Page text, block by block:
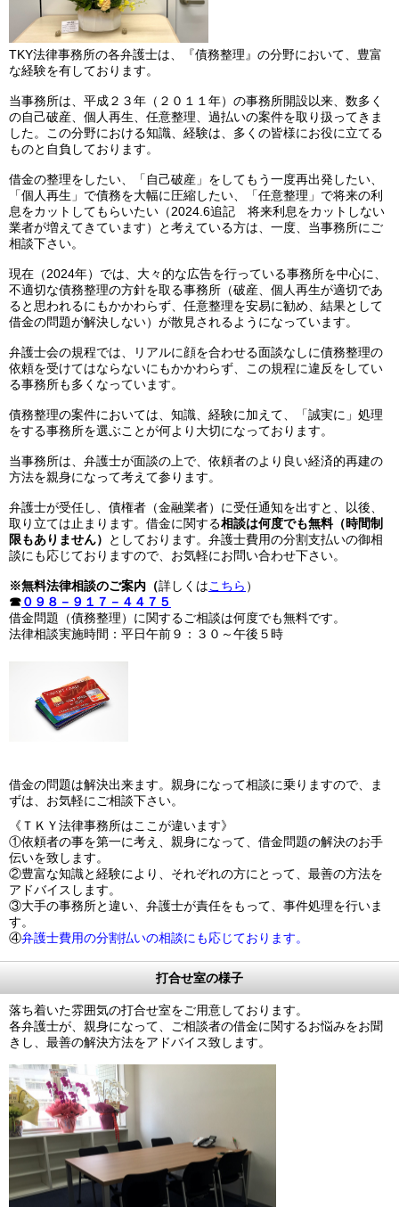
TKY法律事務所の各弁護士は、『債務整理』の分野において、豊富
な経験を有しております。
当事務所は、平成２３年（２０１１年）の事務所開設以来、数多く
の自己破産、個人再生、任意整理、過払いの案件を取り扱ってきま
した。この分野における知識、経験は、多くの皆様にお役に立てる
ものと自負しております。
借金の整理をしたい、「自己破産」をしてもう一度再出発したい、
「個人再生」で債務を大幅に圧縮したい、「任意整理」で将来の利
息をカットしてもらいたい（2024.6追記 将来利息をカットしない
業者が増えてきています）と考えている方は、一度、当事務所にご
相談下さい。
現在（2024年）では、大々的な広告を行っている事務所を中心に、
不適切な債務整理の方針を取る事務所（破産、個人再生が適切であ
ると思われるにもかかわらず、任意整理を安易に勧め、結果として
借金の問題が解決しない）が散見されるようになっています。
弁護士会の規程では、リアルに顔を合わせる面談なしに債務整理の
依頼を受けてはならないにもかかわらず、この規程に違反をしてい
る事務所も多くなっています。
債務整理の案件においては、知識、経験に加えて、「誠実に」処理
をする事務所を選ぶことが何より大切になっております。
当事務所は、弁護士が面談の上で、依頼者のより良い経済的再建の
方法を親身になって考えて参ります。
弁護士が受任し、債権者（金融業者）に受任通知を出すと、以後、
取り立ては止まります。借金に関する相談は何度でも無料（時間制
限もありません）
としております。弁護士費用の分割支払いの御相
談にも応じておりますので、お気軽にお問い合わせ下さい。
※無料法律相談のご案内（詳しくはこちら ）
☎０９８－９１７－４４７５
借金問題（債務整理）に関するご相談は何度でも無料です。
法律相談実施時間：平日午前９：３０～午後５時
借金の問題は解決出来ます。親身になって相談に乗りますので、ま
ずは、お気軽にご相談下さい。
《ＴＫＹ法律事務所はここが違います》
①依頼者の事を第一に考え、親身になって、借金問題の解決のお手
伝いを致します。
②豊富な知識と経験により、それぞれの方にとって、最善の方法を
アドバイスします。
③大手の事務所と違い、弁護士が責任をもって、事件処理を行いま
す。
④弁護士費用の分割払いの相談にも応じております。
打合せ室の様子
落ち着いた雰囲気の打合せ室をご用意しております。
各弁護士が、親身になって、ご相談者の借金に関するお悩みをお聞
きし、最善の解決方法をアドバイス致します。